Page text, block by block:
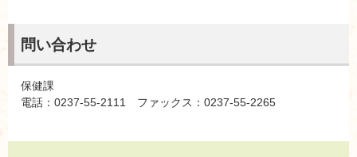
問い合わせ
保健課
電話：0237-55-2111 ファックス：0237-55-2265